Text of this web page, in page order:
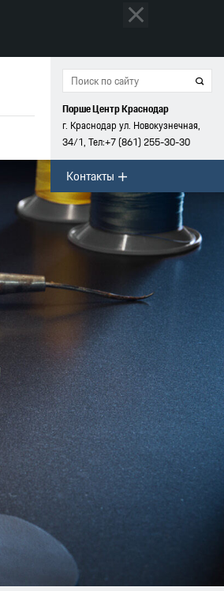
Порше Центр Краснодар
г. Краснодар ул. Новокузнечная,
34/1, Тел:+7 (861)255-30-30
Контакты